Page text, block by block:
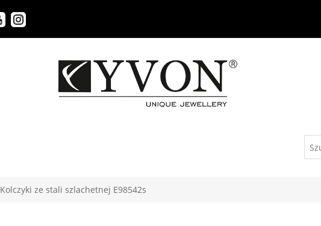
Kolczyki ze stali szlachetnej E98542s